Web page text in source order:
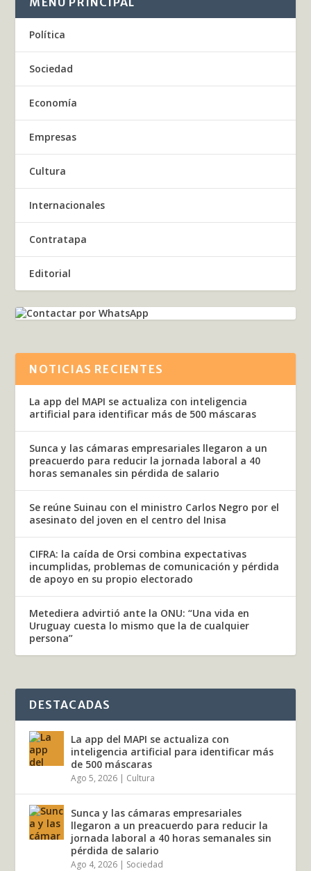
Política
Sociedad
Economía
Empresas
Cultura
Internacionales
Contratapa
Editorial
NOTICIAS RECIENTES
La app del MAPI se actualiza con inteligencia
artificial para identificar más de 500 máscaras
Sunca y las cámaras empresariales llegaron a un
preacuerdo para reducir la jornada laboral a 40
horas semanales sin pérdida de salario
Se reúne Suinau con el ministro Carlos Negro por el
asesinato del joven en el centro del Inisa
CIFRA: la caída de Orsi combina expectativas
incumplidas, problemas de comunicación y pérdida
de apoyo en su propio electorado
Metediera advirtió ante la ONU: “Una vida en
Uruguay cuesta lo mismo que la de cualquier
persona”
DESTACADAS
La app del MAPI se actualiza con
inteligencia artificial para identificar más
de 500 máscaras
Ago 5, 2026 | Cultura
Sunca y las cámaras empresariales
llegaron a un preacuerdo para reducir la
jornada laboral a 40 horas semanales sin
pérdida de salario
Ago 4, 2026 | Sociedad